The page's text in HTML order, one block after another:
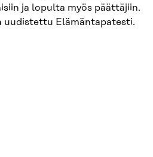
ja lopulta myös päättäjiin.
uudistettu Elämäntapatesti.